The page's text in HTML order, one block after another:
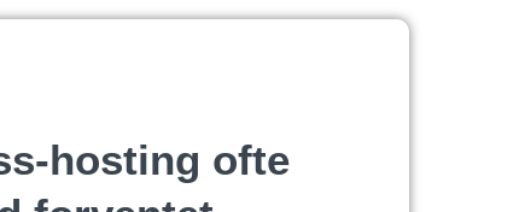
hosting ofte